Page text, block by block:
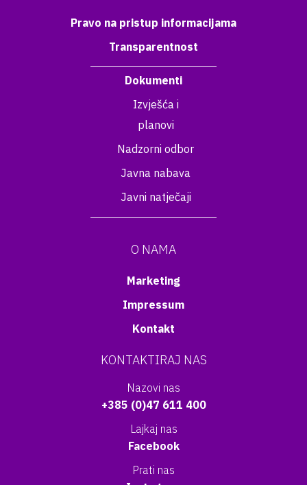
Pravo na pristup informacijama
Transparentnost
Dokumenti
Izvješća i
planovi
Nadzorni odbor
Javna nabava
Javni natječaji
O NAMA
Marketing
Impressum
Kontakt
KONTAKTIRAJ NAS
Nazovi nas
+385 (0)47 611 400
Lajkaj nas
Facebook
Prati nas